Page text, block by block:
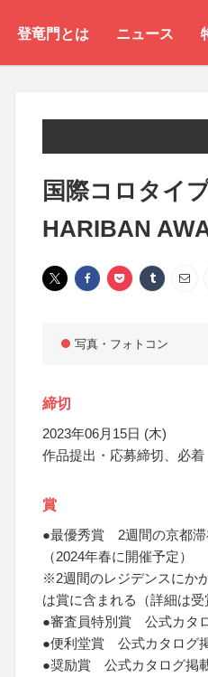
登竜門とは ニュース
国際コロタイ
HARIBAN
写真・フォトコン
締切
2023年06月15日 (木)
作品提出・応募締切、必着
賞
●最優秀賞 2週間の京都滞
（2024年春に開催予定）
※2週間のレジデンスにか
は賞に含まれる（詳細は受
●審査員特別賞 公式カタ
●便利堂賞 公式カタログ
●奨励賞 公式カタログ掲